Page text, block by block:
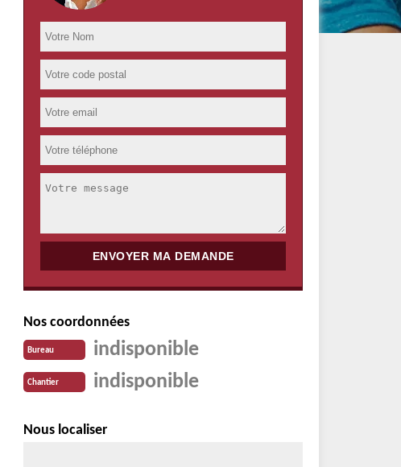
Nos coordonnées
Bureau indisponible
Chantier indisponible
Nous localiser